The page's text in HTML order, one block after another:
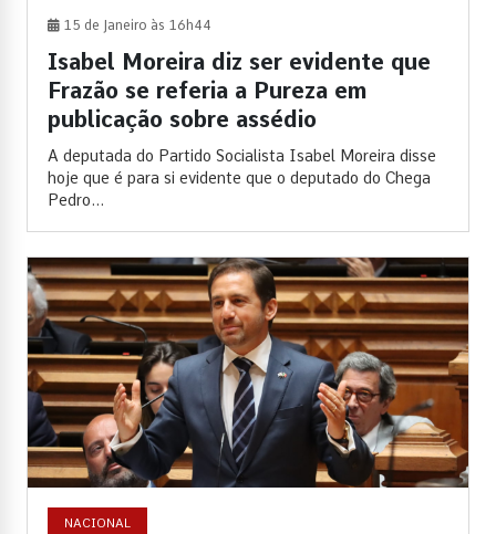
15 de Janeiro às 16h44
Isabel Moreira diz ser evidente que
Frazão se referia a Pureza em
publicação sobre assédio
A deputada do Partido Socialista Isabel Moreira disse
hoje que é para si evidente que o deputado do Chega
Pedro...
NACIONAL